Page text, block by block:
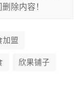
除内容！
加盟
欣果铺子